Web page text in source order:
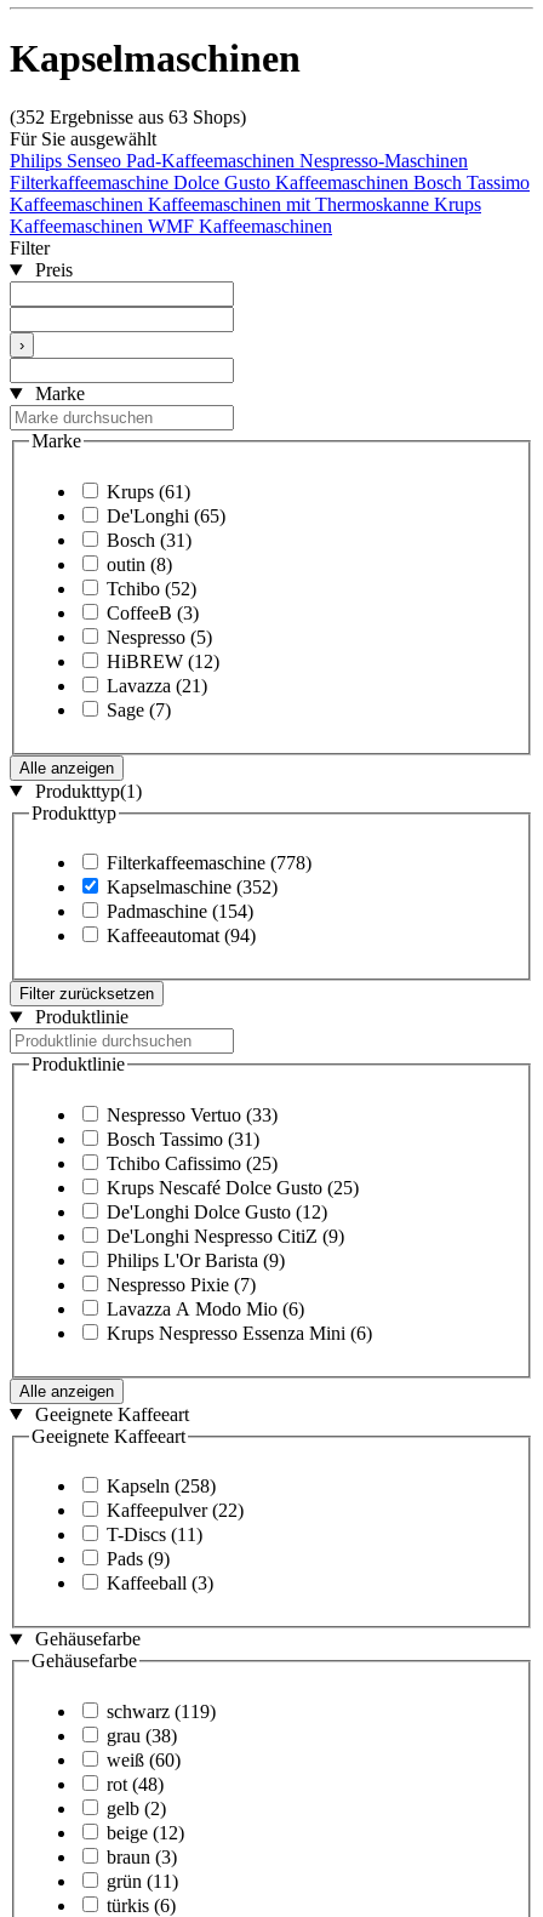
Kapselmaschinen
(352 Ergebnisse aus 63 Shops)
Für Sie ausgewählt
Philips Senseo Pad-Kaffeemaschinen Nespresso-Maschinen
Filterkaffeemaschine Dolce Gusto Kaffeemaschinen Bosch Tassimo
Kaffeemaschinen Kaffeemaschinen mit Thermoskanne Krups
Kaffeemaschinen WMF Kaffeemaschinen
Filter
Preis
›
Marke
Marke
Krups (61)
De'Longhi (65)
Bosch (31)
outin (8)
Tchibo (52)
CoffeeB (3)
Nespresso (5)
HiBREW (12)
Lavazza (21)
Sage (7)
Alle anzeigen
Produkttyp(1)
Produkttyp
Filterkaffeemaschine (778)
Kapselmaschine (352)
Padmaschine (154)
Kaffeeautomat (94)
Filter zurücksetzen
Produktlinie
Produktlinie
Nespresso Vertuo (33)
Bosch Tassimo (31)
Tchibo Cafissimo (25)
Krups Nescafé Dolce Gusto (25)
De'Longhi Dolce Gusto (12)
De'Longhi Nespresso CitiZ (9)
Philips L'Or Barista (9)
Nespresso Pixie (7)
Lavazza A Modo Mio (6)
Krups Nespresso Essenza Mini (6)
Alle anzeigen
Geeignete Kaffeeart
Geeignete Kaffeeart
Kapseln (258)
Kaffeepulver (22)
T-Discs (11)
Pads (9)
Kaffeeball (3)
Gehäusefarbe
Gehäusefarbe
schwarz (119)
grau (38)
weiß (60)
rot (48)
gelb (2)
beige (12)
braun (3)
grün (11)
türkis (6)